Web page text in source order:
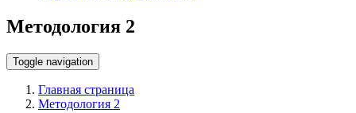
Методология 2
Toggle navigation
Главная страница
Методология 2